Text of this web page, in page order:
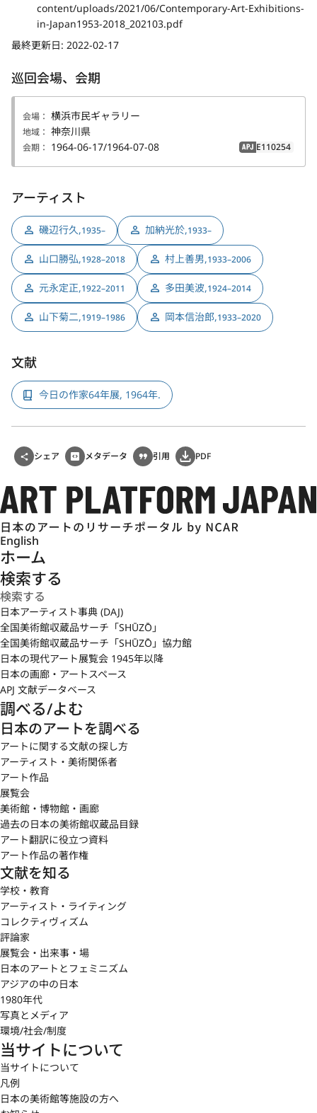
content/uploads/2021/06/Contemporary-Art-Exhibitions-
in-Japan1953-2018_202103.pdf
最終更新日: 2022-02-17
巡回会場、会期
会場： 横浜市民ギャラリー
地域： 神奈川県
会期： 1964-06-17/1964-07-08 APJ E110254
アーティスト
磯辺行久,1935– 加納光於,1933–
山口勝弘,1928–2018 村上善男,1933–2006
元永定正,1922–2011 多田美波,1924–2014
山下菊二,1919–1986 岡本信治郎,1933–2020
文献
今日の作家64年展, 1964年.
シェア メタデータ 引用 PDF
English
ホーム
検索する
日本アーティスト事典 (DAJ)
全国美術館収蔵品サーチ「SHŪZŌ」
全国美術館収蔵品サーチ「SHŪZŌ」協力館
日本の現代アート展覧会 1945年以降
日本の画廊・アートスペース
APJ 文献データベース
調べる/よむ
日本のアートを調べる
アートに関する文献の探し方
アーティスト・美術関係者
アート作品
展覧会
美術館・博物館・画廊
過去の日本の美術館収蔵品目録
アート翻訳に役立つ資料
アート作品の著作権
文献を知る
学校・教育
アーティスト・ライティング
コレクティヴィズム
評論家
展覧会・出来事・場
日本のアートとフェミニズム
アジアの中の日本
1980年代
写真とメディア
環境/社会/制度
当サイトについて
当サイトについて
凡例
日本の美術館等施設の方へ